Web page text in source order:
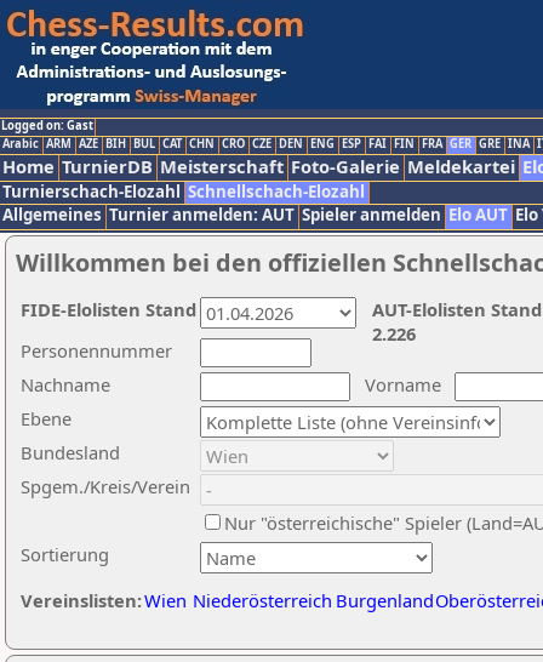
Logged on: Gast
Arabic ARM AZE BIH BUL CAT CHN CRO CZE DEN ENG ESP FAI FIN FRA GER GRE INA
Home TurnierDB Meisterschaft Foto-Galerie Meldekartei
Turnierschach-Elozahl Schnellschach-Elozahl
Allgemeines Turnier anmelden: AUT Spieler anmelden Elo AUT
Willkommen bei den offiziellen
Nachname
Vorname
Ebene
Sortierung
Personennummer
Bundesland
Spgem./Kreis/Verein
Nur "österreichische" Spieler
Vereinslisten:Wien Niederösterreich Burgenland
AUT-Elolisten
2.226
FIDE-Elolisten Stand